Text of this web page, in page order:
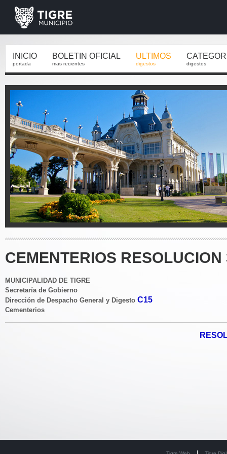
INICIO
portada
BOLETIN OFICIAL
mas recientes
ULTIMOS
digestos digestos
CEMENTERIOS RESOLUCION
MUNICIPALIDAD DE TIGRE
Secretaría de Gobierno
Dirección de Despacho General y Digesto C15
Cementerios